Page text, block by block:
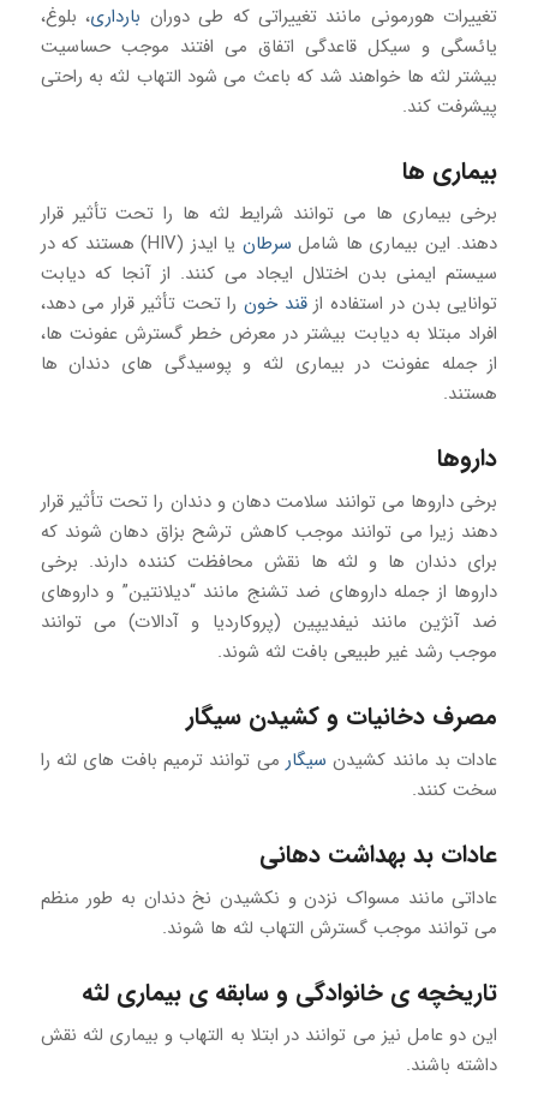
تغییرات هورمونی مانند تغییراتی که طی دوران بارداری، بلوغ،
یائسگی و سیکل قاعدگی اتفاق می افتند موجب حساسیت
بیشتر لثه ها خواهند شد که باعث می شود التهاب لثه به راحتی
پیشرفت کند.
بیماری ها
برخی بیماری ها می توانند شرایط لثه ها را تحت تأثیر قرار
دهند. این بیماری ها شامل سرطان
یا ایدز (HIV) هستند که در
سیستم ایمنی بدن اختلال ایجاد می کنند. از آنجا که دیابت
توانایی بدن در استفاده ازقند خونرا تحت تأثیر قرار می دهد،
افراد مبتلا به دیابت بیشتر در معرض خطر گسترش عفونت ها،
از جمله عفونت در بیماری لثه و پوسیدگی های دندان ها
هستند.
داروها
برخی داروها می توانند سلامت دهان و دندان را تحت تأثیر قرار
دهند زیرا می توانند موجب کاهش ترشح بزاق دهان شوند که
برای دندان ها و لثه ها نقش محافظت کننده دارند. برخی
داروها از جمله داروهای ضد تشنج مانند “دیلانتین” و داروهای
ضد آنژین مانند نیفدیپین (پروکاردیا و آدالات) می توانند
موجب رشد غیر طبیعی بافت لثه شوند.
مصرف دخانیات و کشیدن سیگار
عادات بد مانند کشیدن سیگارمی توانند ترمیم بافت های لثه را
سخت کنند.
عادات بد بهداشت دهانی
عاداتی مانند مسواک نزدن و نکشیدن نخ دندان به طور منظم
می توانند موجب گسترش التهاب لثه ها شوند.
تاریخچه ی خانوادگی و سابقه ی بیماری لثه
این دو عامل نیز می توانند در ابتلا به التهاب و بیماری لثه نقش
داشته باشند.